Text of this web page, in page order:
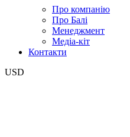
Про компанію
Про Балі
Менеджмент
Медіа-кіт
Контакти
USD